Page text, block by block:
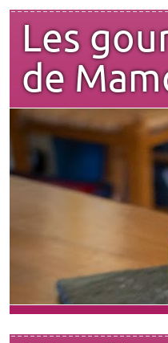
Les
de